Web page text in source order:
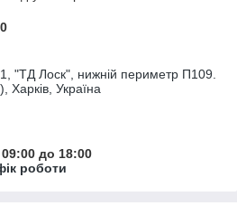
"ТД Лоск", нижній периметр П109.
Харків, Україна
до 18:00
роботи